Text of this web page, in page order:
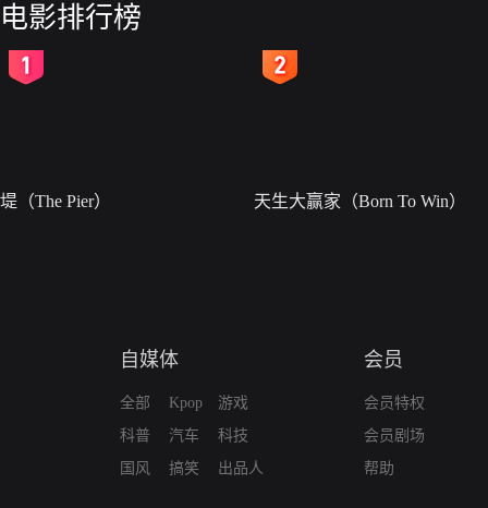
电影排行榜
堤（The Pier） 天生大赢家（Born To Win）
自媒体
全部
科普
国风
Kpop
汽车
搞笑
游戏
科技
出品人
会员
会员特权
会员剧场
帮助